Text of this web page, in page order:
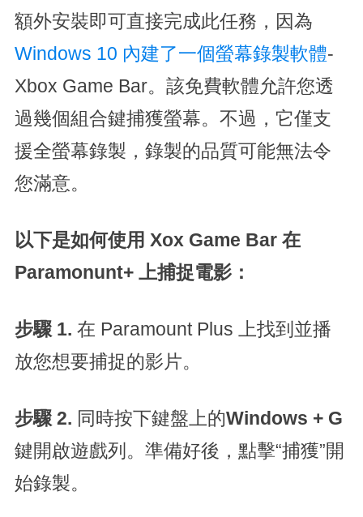
額外安裝即可直接完成此任務，因為
Windows 10 內建了一個螢幕錄製軟體-
Xbox Game Bar。該免費軟體允許您透
過幾個組合鍵捕獲螢幕。不過，它僅支
援全螢幕錄製，錄製的品質可能無法令
您滿意。
以下是如何使用 Xox Game Bar 在
Paramonunt+ 上捕捉電影：
步驟 1. 在 Paramount Plus 上找到並播
放您想要捕捉的影片。
步驟 2. 同時按下鍵盤上的Windows + G
鍵開啟遊戲列。準備好後，點擊“捕獲”開
始錄製。